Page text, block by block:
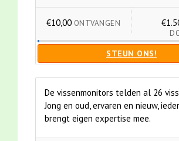
€10,00 ONTVANGEN
STEUN ONS!
De vissenmonitors telden al 26
Jong en oud, ervaren en nieuw,
brengt eigen expertise mee.